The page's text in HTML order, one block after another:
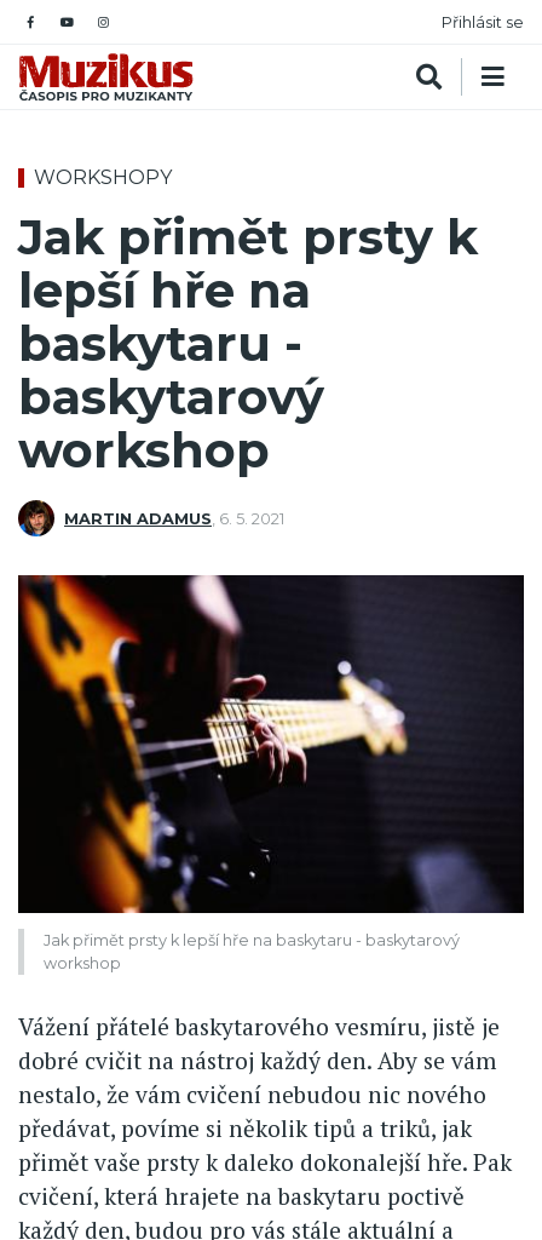
Přihlásit se
WORKSHOPY
Jak přimět prsty k
lepší hře na
baskytaru -
baskytarový
workshop
MARTIN ADAMUS 6. 5. 2021
Jak přimět prsty k lepší hře na baskytaru - baskytarový
workshop
Vážení přátelé baskytarového vesmíru, jistě je
dobré cvičit na nástroj každý den. Aby se vám
nestalo, že vám cvičení nebudou nic nového
předávat, povíme si několik tipů a triků, jak
přimět vaše prsty k daleko dokonalejší hře. Pak
cvičení, která hrajete na baskytaru poctivě
každý den, budou pro vás stále aktuální a